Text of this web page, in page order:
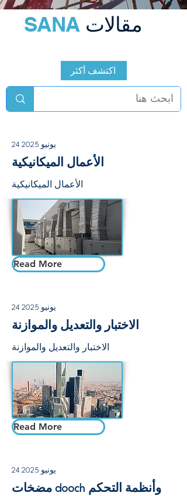
SANA مقالات
اكتشف أكثر
24 يونيو 2025
الأعمال الميكانيكية
الأعمال الميكانيكية
Read More
24 يونيو 2025
الاختبار والتعديل والموازنة
الاختبار والتعديل والموازنة
Read More
24 يونيو 2025
مضخات dooch وأنظمة التحكم